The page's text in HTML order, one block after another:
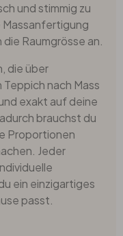
und stimmig zu
Raumgrösse an.
die über
nach Mass
exakt auf deine
brauchst du
Proportionen
Jeder
ein einzigartiges
passt.